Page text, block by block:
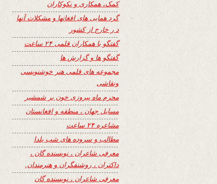
کمک، همکاری و نکوکاران
گرد همایی های افغانها و مشکلات آنها
د ر خارج از کشور
گفتگو با همکاران قلمی ۲۴ ساعت
گفتگو ها و گزارش ها
مجموعه های قلمی هنر خوشنویسی
ونقاشی
محرم ماه پیروزی خون بر شمشیر
مسایل جهان ، منطقه و افغانستان
مشاعره ۲۴ ساعت
مطالب و سروده های شب یلدا
معرفی شاعران ، نویسنده گان ،
داکتران ، روشنفگران و هنرمندان.
معرفی شاعران ، نویسنده گان